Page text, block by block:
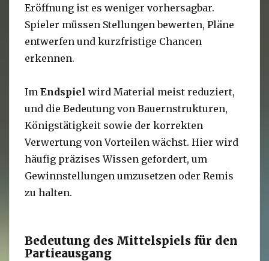
Eröffnung ist es weniger vorhersagbar.
Spieler müssen Stellungen bewerten, Pläne
entwerfen und kurzfristige Chancen
erkennen.
Im Endspiel wird Material meist reduziert,
und die Bedeutung von Bauernstrukturen,
Königstätigkeit sowie der korrekten
Verwertung von Vorteilen wächst. Hier wird
häufig präzises Wissen gefordert, um
Gewinnstellungen umzusetzen oder Remis
zu halten.
Bedeutung des Mittelspiels für den
Partieausgang